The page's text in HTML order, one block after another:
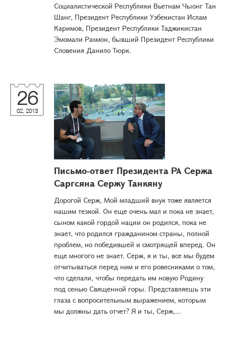
Социалистической Республики Вьетнам Чыонг Тан
Шанг, Президент Республики Узбекистан Ислам
Каримов, Президент Республики Таджикистан
Эмомали Рахмон, бывший Президент Республики
Словения Данило Тюрк.
26
02, 2013
Письмо-ответ Президента РА Сержа
Саргсяна Сержу Танкяну
Дорогой Серж, Мой младший внук тоже является
нашим тезкой. Он еще очень мал и пока не знает,
сыном какой гордой нации он родился, пока не
знает, что родился гражданином страны, полной
проблем, но победившей и смотрящей вперед. Он
еще многого не знает. Серж, я и ты, все мы будем
отчитываться перед ним и его ровесниками о том,
что сделали, чтобы передать им новую Родину
под сенью Священной горы. Представляешь эти
глаза с вопросительным выражением, которым
мы должны дать отчет? Я и ты, Серж,...